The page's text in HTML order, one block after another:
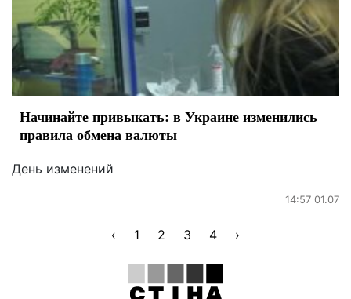
Начинайте привыкать: в Украине изменились
правила обмена валюты
День изменений
14:57 01.07
‹ 1 2 3 4 ›